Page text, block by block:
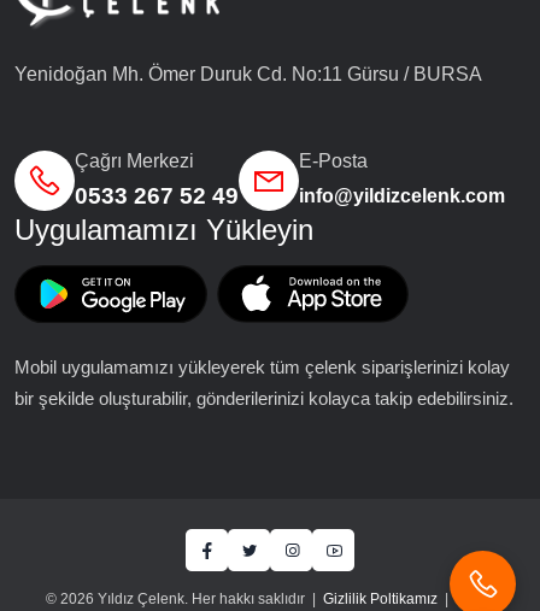
Yenidoğan Mh. Ömer Duruk Cd. No:11 Gürsu / BURSA
Çağrı Merkezi
0533 267 52 49
E-Posta
info@yildizcelenk.com
Uygulamamızı Yükleyin
Mobil uygulamamızı yükleyerek tüm çelenk siparişlerinizi kolay
bir şekilde oluşturabilir, gönderilerinizi kolayca takip edebilirsiniz.
© 2026 Yıldız Çelenk. Her hakkı saklıdır | Gizlilik Poltikamız |KVKK